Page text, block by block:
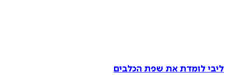
ליבי לומדת את שפת הכלבים